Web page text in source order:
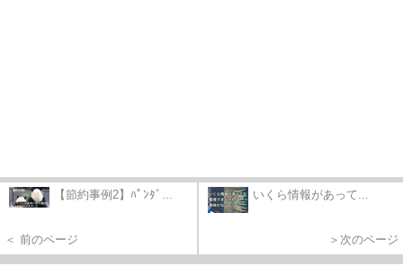
【節約事例2】ﾊﾟﾝﾀﾞ...
＜ 前のページ
いくら情報があって...
＞次のページ